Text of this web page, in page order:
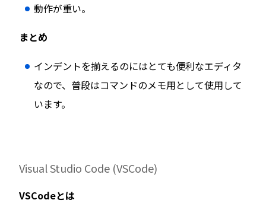
動作が重い。
まとめ
インデントを揃えるのにはとても便利なエディタ
なので、普段はコマンドのメモ用として使用して
います。
Visual Studio Code (VSCode)
VSCodeとは